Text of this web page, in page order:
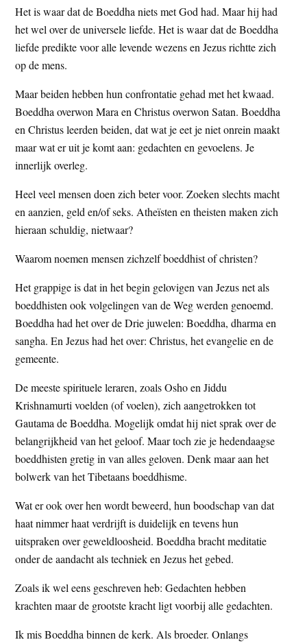
Het is waar dat de Boeddha niets met God had. Maar hij had
het wel over de universele liefde. Het is waar dat de Boeddha
liefde predikte voor alle levende wezens en Jezus richtte zich
op de mens.
Maar beiden hebben hun confrontatie gehad met het kwaad.
Boeddha overwon Mara en Christus overwon Satan. Boeddha
en Christus leerden beiden, dat wat je eet je niet onrein maakt
maar wat er uit je komt aan: gedachten en gevoelens. Je
innerlijk overleg.
Heel veel mensen doen zich beter voor. Zoeken slechts macht
en aanzien, geld en/of seks. Atheïsten en theisten maken zich
hieraan schuldig, nietwaar?
Waarom noemen mensen zichzelf boeddhist of christen?
Het grappige is dat in het begin gelovigen van Jezus net als
boeddhisten ook volgelingen van de Weg werden genoemd.
Boeddha had het over de Drie juwelen: Boeddha, dharma en
sangha. En Jezus had het over: Christus, het evangelie en de
gemeente.
De meeste spirituele leraren, zoals Osho en Jiddu
Krishnamurti voelden (of voelen), zich aangetrokken tot
Gautama de Boeddha. Mogelijk omdat hij niet sprak over de
belangrijkheid van het geloof. Maar toch zie je hedendaagse
boeddhisten gretig in van alles geloven. Denk maar aan het
bolwerk van het Tibetaans boeddhisme.
Wat er ook over hen wordt beweerd, hun boodschap van dat
haat nimmer haat verdrijft is duidelijk en tevens hun
uitspraken over geweldloosheid. Boeddha bracht meditatie
onder de aandacht als techniek en Jezus het gebed.
Zoals ik wel eens geschreven heb: Gedachten hebben
krachten maar de grootste kracht ligt voorbij alle gedachten.
Ik mis Boeddha binnen de kerk. Als broeder. Onlangs